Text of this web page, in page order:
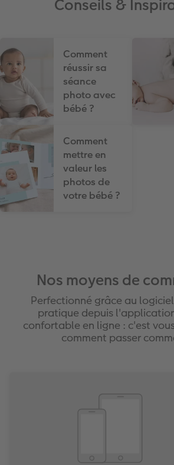
Conseils &
Comment
réussir sa
séance
photo avec
bébé ?
Comment
mettre en
valeur les
photos de
votre bébé ?
Nos moyens de
Perfectionné grâce au
pratique depuis
confortable en ligne : c'est
comment passer